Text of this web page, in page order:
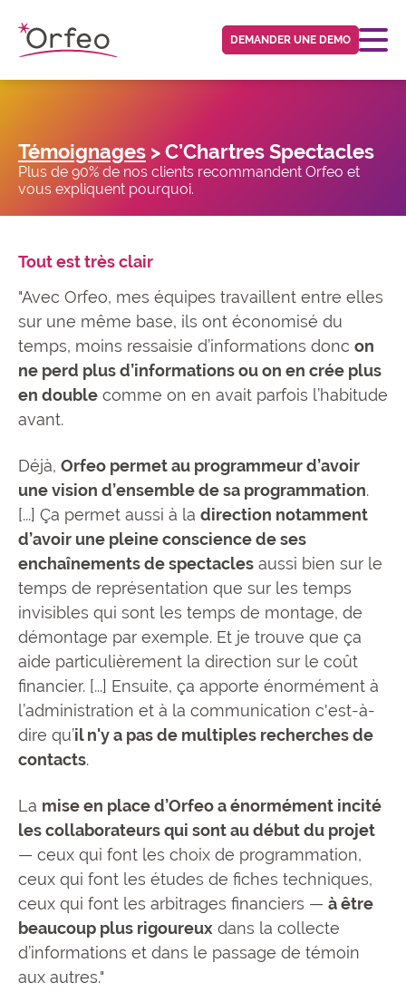
DEMANDER UNE DEMO
Témoignages > C’Chartres Spectacles
Plus de 90% de nos clients recommandent Orfeo et
vous expliquent pourquoi.
Tout est très clair
"Avec Orfeo, mes équipes travaillent entre elles
sur une même base, ils ont économisé du
temps, moins ressaisie d’informations donc on
ne perd plus d’informations ou on en crée plus
en double comme on en avait parfois l’habitude
avant.
Déjà, Orfeo permet au programmeur d’avoir
une vision d’ensemble de sa programmation.
[...] Ça permet aussi à la direction notamment
d’avoir une pleine conscience de ses
enchaînements de spectacles aussi bien sur le
temps de représentation que sur les temps
invisibles qui sont les temps de montage, de
démontage par exemple. Et je trouve que ça
aide particulièrement la direction sur le coût
financier. [...] Ensuite, ça apporte énormément à
l’administration et à la communication c'est-à-
dire qu’il n'y a pas de multiples recherches de
contacts.
La mise en place d’Orfeo a énormément incité
les collaborateurs qui sont au début du projet
— ceux qui font les choix de programmation,
ceux qui font les études de fiches techniques,
ceux qui font les arbitrages financiers — à être
beaucoup plus rigoureux dans la collecte
d’informations et dans le passage de témoin
aux autres."